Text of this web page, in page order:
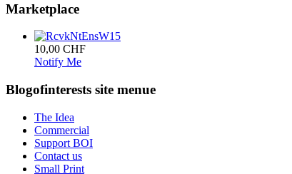
Marketplace
10,00 CHF
Notify Me
Blogofinterests site menue
The Idea
Commercial
Support BOI
Contact us
Small Print